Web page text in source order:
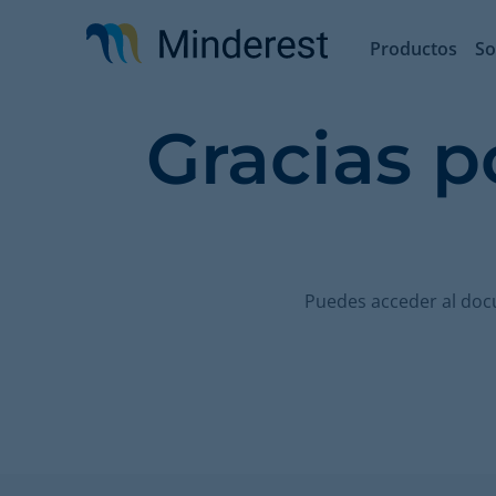
Productos
Gracias
Puedes acceder al